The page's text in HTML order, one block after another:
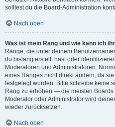
solltest du die Board-Administration
Nach oben
Was ist mein Rang und wie kann ich
Ränge, die unter deinem
du bislang erstellt hast oder
Moderatoren und Administratoren.
eines Ranges nicht direkt ändern, da
festgelegt wurden. Bitte schreibe keine
Rang zu erhöhen — die meisten
Moderator oder Administrator wird
wieder zurücksetzen.
Nach oben